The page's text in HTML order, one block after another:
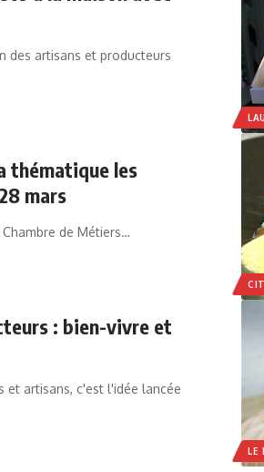
des artisans et producteurs
thématique les
mars
de Métiers…
LE
: bien-vivre et
et artisans, c'est l'idée lancée